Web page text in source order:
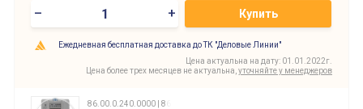
– + Купить
Ежедневная бесплатная доставка до ТК "Деловые Линии"
Цена актуальна на дату: 01.01.2022г.
Цена более трех месяцев не актуальна, уточняйте у менеджеров
86.00.0.240.0000 | 860002400000